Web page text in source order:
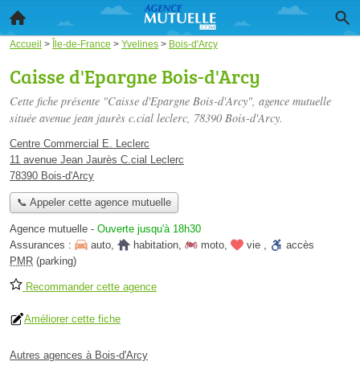
Accueil > Île-de-France > Yvelines > Bois-d'Arcy
Caisse d'Epargne Bois-d'Arcy
Cette fiche présente "Caisse d'Epargne Bois-d'Arcy", agence mutuelle
située avenue jean jaurès c.cial leclerc, 78390 Bois-d'Arcy.
Centre Commercial E. Leclerc
11 avenue Jean Jaurès C.cial Leclerc
78390 Bois-d'Arcy
📞 Appeler cette agence mutuelle
Agence mutuelle - Ouverte jusqu'à 18h30
Assurances :
auto, habitation, moto, vie ,
accès
PMR (parking)
Recommander cette agence
Améliorer cette fiche
Autres agences à Bois-d'Arcy